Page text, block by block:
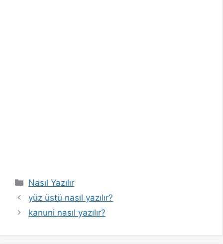
Kategoriler
Nasıl Yazılır
yüz üstü nasıl yazılır?
kanuni nasıl yazılır?